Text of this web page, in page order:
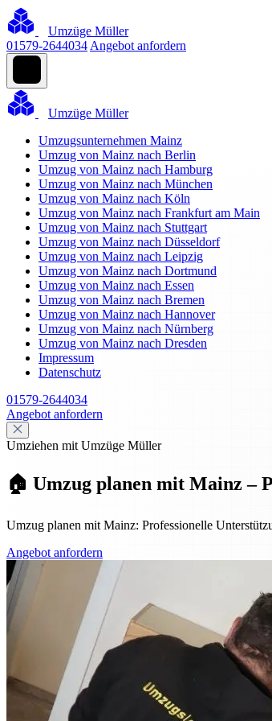
Umzüge Müller
01579-2644034 Angebot anfordern
Umzüge Müller
Umzugsunternehmen Mainz
Umzug von Mainz nach Berlin
Umzug von Mainz nach Hamburg
Umzug von Mainz nach München
Umzug von Mainz nach Köln
Umzug von Mainz nach Frankfurt am Main
Umzug von Mainz nach Stuttgart
Umzug von Mainz nach Düsseldorf
Umzug von Mainz nach Leipzig
Umzug von Mainz nach Dortmund
Umzug von Mainz nach Essen
Umzug von Mainz nach Bremen
Umzug von Mainz nach Hannover
Umzug von Mainz nach Nürnberg
Umzug von Mainz nach Dresden
Impressum
Datenschutz
01579-2644034
Angebot anfordern
Umziehen mit Umzüge Müller
🏠 Umzug planen mit Mainz –
Umzug planen mit Mainz: Professionelle
Angebot anfordern